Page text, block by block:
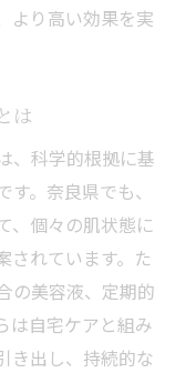
より高い効果を実
は
、科学的根拠に基
。奈良県でも、
、個々の肌状態に
されています。た
の美容液、定期的
は自宅ケアと組み
き出し、持続的な